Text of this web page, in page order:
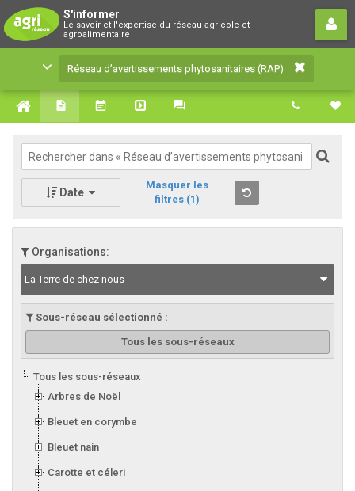
S'informer
Le savoir et l'expertise du réseau agricole et
agroalimentaire
Réseau d’avertissements
phytosanitaires (RAP)
Le savoir et l'expertise du réseau agricole et
agroalimentaire
Réseau d’avertissements phytosanitaires (RAP)
Date
Masquer les
filtres (1)
Organisations:
La Terre de chez nous
Sous-réseau sélectionné :
Tous les sous-réseaux
Tous les sous-réseaux
Arbres de Noël
Bleuet en corymbe
Bleuet nain
Carotte et céleri